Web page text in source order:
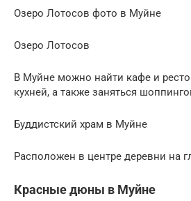
Озеро Лотосов фото в Муйне
Озеро Лотосов
В Муйне можно найти кафе и
кухней, а также заняться
Буддистский храм в Муйне
Расположен в центре деревни на
Красные дюны в Муйне